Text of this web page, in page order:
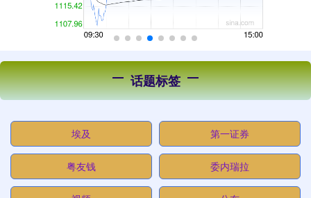
话题标签
埃及 第一证券
粤友钱 委内瑞拉